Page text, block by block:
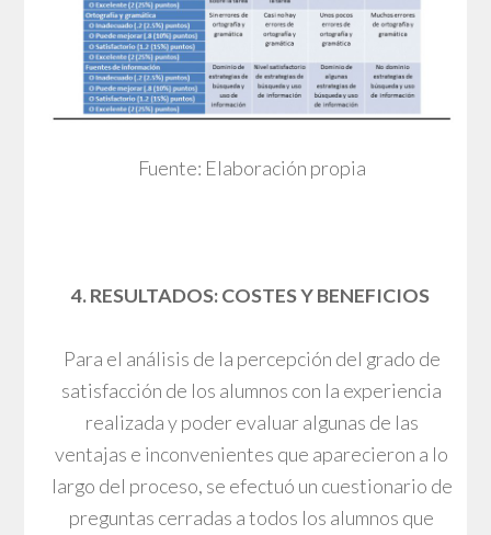
Fuente: Elaboración propia
4. RESULTADOS: COSTES Y BENEFICIOS
Para el análisis de la percepción del grado de
satisfacción de los alumnos con la experiencia
realizada y poder evaluar algunas de las
ventajas e inconvenientes que aparecieron a lo
largo del proceso, se efectuó un cuestionario de
preguntas cerradas a todos los alumnos que